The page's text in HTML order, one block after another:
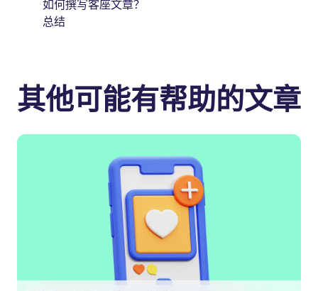
如何撰写客座文章？
总结
其他可能有帮助的文章